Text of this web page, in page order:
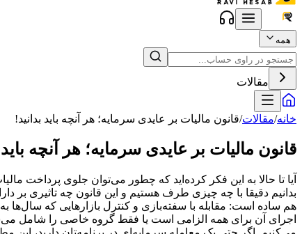
همه
مقالات
خانه/مقالات/قانون مالیات بر عایدی سرمایه؛ هر آنچه باید بدانید!
قانون مالیات بر عایدی سرمایه؛ هر آنچه باید
آیا تا حالا به این فکر کرده‌اید که چطور می‌توان جلوی پرداخت
بدانیم دقیقا با چه چیزی طرف هستیم و این قانون چه تاثیری
هم ساده است: مقابله با سفته‌بازی و کنترل بازارهایی که سال‌ها
اجرای آن برای همه الزامی است یا فقط گروه خاصی را شامل